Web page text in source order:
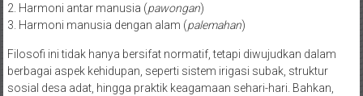
2. Harmoni antar manusia (pawongan)
3. Harmoni manusia dengan alam (palemahan)
Filosofi ini tidak hanya bersifat normatif, tetapi diwujudkan dalam
berbagai aspek kehidupan, seperti sistem irigasi subak, struktur
sosial desa adat, hingga praktik keagamaan sehari-hari. Bahkan,